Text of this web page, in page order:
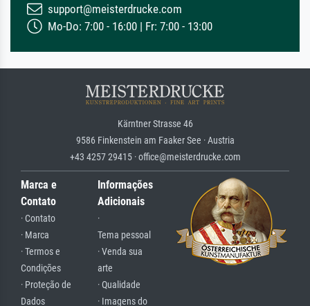
support@meisterdrucke.com
Mo-Do: 7:00 - 16:00 | Fr: 7:00 - 13:00
Kärntner Strasse 46
9586 Finkenstein am Faaker See · Austria
+43 4257 29415 · office@meisterdrucke.com
Marca e
Contato
· Contato
· Marca
· Termos e
Condições
· Proteção de
Dados
Informações
Adicionais
·
Tema pessoal
· Venda sua
arte
· Qualidade
· Imagens do